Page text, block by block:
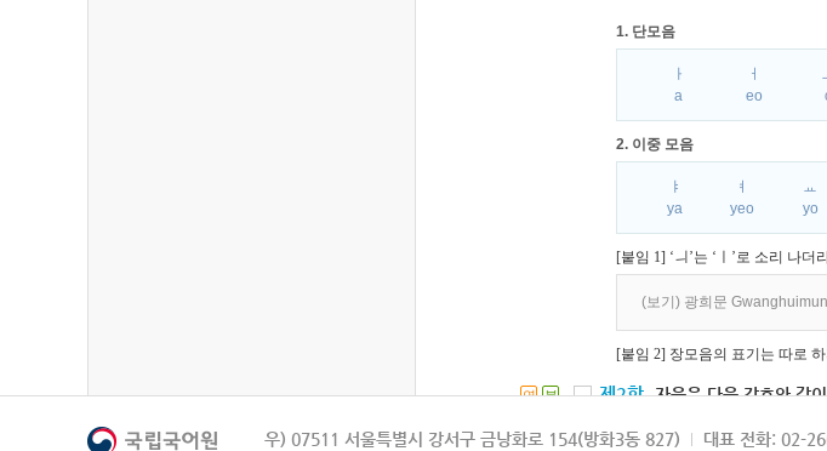
1. 단모음
ㅏ
a
ㅓ
eo
2. 이중 모음
ㅑ
ya
ㅕ
yeo
ㅛ
yo
[붙임 1] ‘ㅢ’는 ‘ㅣ’로 소리 나더
(보기) 광희문 Gwanghuimun
[붙임 2] 장모음의 표기는 따로
연 북 제2항 자음은 다음 각호와 같
1. 파열음
우) 07511 서울특별시 강서구 금낭화로 154(방화3동 827) 대표 전화: 02-